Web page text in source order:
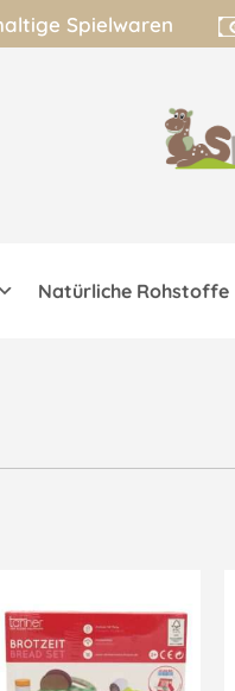
Spielwaren
Natürliche Rohstoffe